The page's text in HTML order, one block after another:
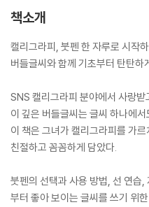
책소개
캘리그라피, 붓펜 한 자루로 시작
버들글씨와 함께 기초부터 탄탄
SNS 캘리그라피 분야에서 사랑받
이 깊은 버들글씨는 글씨 하나에
이 책은 그녀가 캘리그라피를 가
친절하고 꼼꼼하게 담았다.
붓펜의 선택과 사용 방법, 선 연습
부터 좋아 보이는 글씨를 쓰기 위